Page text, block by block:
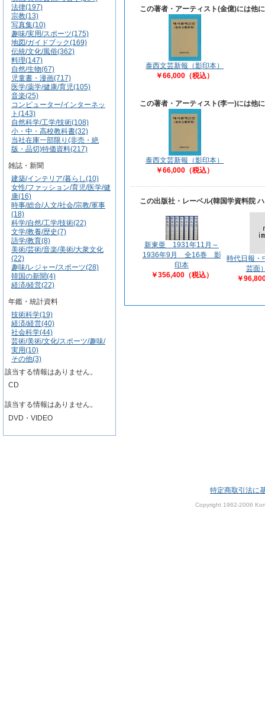
法律(197)
宗教(13)
写真集(10)
趣味/実用/スポーツ(175)
地図/ガイドブック(169)
伝統/文化/風俗(362)
料理(147)
自然/生物(67)
児童書・漫画(717)
医学/薬学/健康/育児(105)
音楽(25)
コンピューター/インターネッ
ト(143)
自然科学/工学/技術(108)
小・中・高校教科書(32)
当社在庫一部限り(非売・絶
版・品切)特価資料(217)
雑誌・新聞
建築/インテリア/暮らし(10)
女性/ファッション/育児/医学/健
康(16)
時事/総合/人文/社会/宗教/軍事
(18)
科学/自然/工学/技術(22)
文学/教養/歴史(7)
語学/教育(8)
美術/芸術/音楽/美術/大衆文化
(22)
趣味/レジャー/スポーツ(28)
韓国の新聞(4)
経済/経営(22)
年鑑・統計資料
技術科学(19)
経済/経営(40)
社会科学(44)
芸術/美術/文化/スポーツ/趣味/
実用(10)
その他(3)
該当する情報はありません。
CD
該当する情報はありません。
DVD・VIDEO
この著者・アーティスト(金億)には他
泰西文芸新報（影印本）
￥66,000（税込）
この著者・アーティスト(李一)には他
泰西文芸新報（影印本）
￥66,000（税込）
この出版社・レーベル(韓国学資料院
新東亜 1931年11月～
1936年9月 全16巻 影
印本
￥356,400（税込）
時代日報・
芸面
￥
特定商取引法に
Copyright 1962-2006